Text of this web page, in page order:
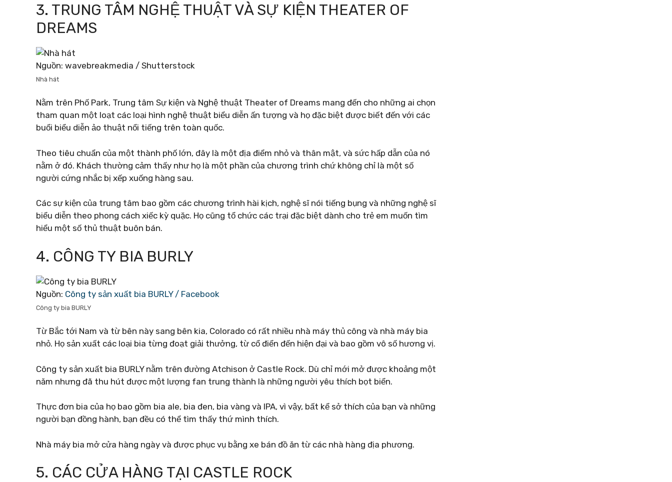
3. TRUNG TÂM NGHỆ THUẬT VÀ SỰ KIỆN THEATER OF
DREAMS
Nguồn: wavebreakmedia / Shutterstock
Nhà hát
Nằm trên Phố Park, Trung tâm Sự kiện và Nghệ thuật Theater of Dreams mang đến cho những ai chọn
tham quan một loạt các loại hình nghệ thuật biểu diễn ấn tượng và họ đặc biệt được biết đến với các
buổi biểu diễn ảo thuật nổi tiếng trên toàn quốc.
Theo tiêu chuẩn của một thành phố lớn, đây là một địa điểm nhỏ và thân mật, và sức hấp dẫn của nó
nằm ở đó. Khách thường cảm thấy như họ là một phần của chương trình chứ không chỉ là một số
người cứng nhắc bị xếp xuống hàng sau.
Các sự kiện của trung tâm bao gồm các chương trình hài kịch, nghệ sĩ nói tiếng bụng và những nghệ sĩ
biểu diễn theo phong cách xiếc kỳ quặc. Họ cũng tổ chức các trại đặc biệt dành cho trẻ em muốn tìm
hiểu một số thủ thuật buôn bán.
4. CÔNG TY BIA BURLY
Nguồn: Công ty sản xuất bia BURLY / Facebook
Công ty bia BURLY
Từ Bắc tới Nam và từ bên này sang bên kia, Colorado có rất nhiều nhà máy thủ công và nhà máy bia
nhỏ. Họ sản xuất các loại bia từng đoạt giải thưởng, từ cổ điển đến hiện đại và bao gồm vô số hương vị.
Công ty sản xuất bia BURLY nằm trên đường Atchison ở Castle Rock. Dù chỉ mới mở được khoảng một
năm nhưng đã thu hút được một lượng fan trung thành là những người yêu thích bọt biển.
Thực đơn bia của họ bao gồm bia ale, bia đen, bia vàng và IPA, vì vậy, bất kể sở thích của bạn và những
người bạn đồng hành, bạn đều có thể tìm thấy thứ mình thích.
Nhà máy bia mở cửa hàng ngày và được phục vụ bằng xe bán đồ ăn từ các nhà hàng địa phương.
5. CÁC CỬA HÀNG TẠI CASTLE ROCK